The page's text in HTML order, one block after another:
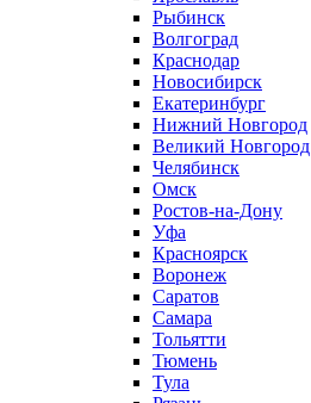
Рыбинск
Волгоград
Краснодар
Новосибирск
Екатеринбург
Нижний Новгород
Великий Новгород
Челябинск
Омск
Ростов-на-Дону
Уфа
Красноярск
Воронеж
Саратов
Самара
Тольятти
Тюмень
Тула